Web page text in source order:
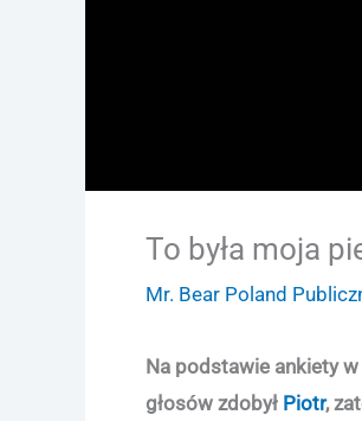
To była moja
Mr. Bear Poland
Na podstawie ankiety
głosów zdobył Piotr,